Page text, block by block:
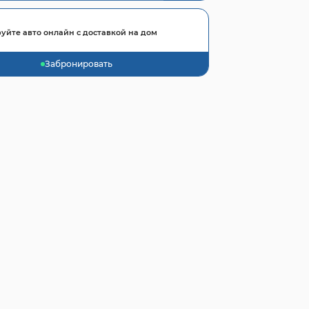
авто онлайн с доставкой на дом
Забронировать